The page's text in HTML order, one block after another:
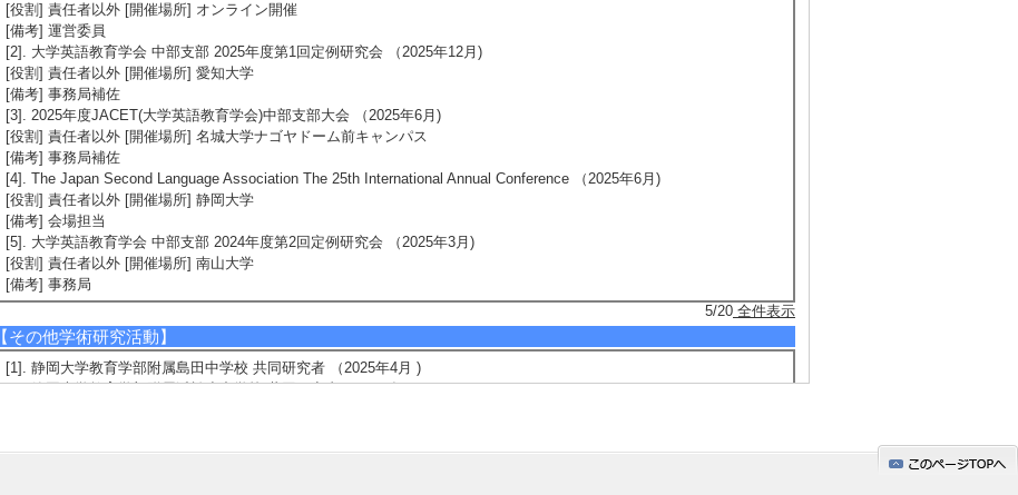
[役割] 責任者以外 [開催場所] オンライン開催
[備考] 運営委員
[2]. 大学英語教育学会 中部支部 2025年度第1回定例研究会 （2025年12月)
[役割] 責任者以外 [開催場所] 愛知大学
[備考] 事務局補佐
[3]. 2025年度JACET(大学英語教育学会)中部支部大会 （2025年6月)
[役割] 責任者以外 [開催場所] 名城大学ナゴヤドーム前キャンパス
[備考] 事務局補佐
[4]. The Japan Second Language Association The 25th International Annual Conference （2025年6月)
[役割] 責任者以外 [開催場所] 静岡大学
[備考] 会場担当
[5]. 大学英語教育学会 中部支部 2024年度第2回定例研究会 （2025年3月)
[役割] 責任者以外 [開催場所] 南山大学
[備考] 事務局
5/20 全件表示
【その他学術研究活動】
[1]. 静岡大学教育学部附属島田中学校 共同研究者 （2025年4月 )
[2]. 静岡大学教育学部附属浜松小中学校 共同研究者 （2025年4月 )
[備考] 2024年度, 2025年度